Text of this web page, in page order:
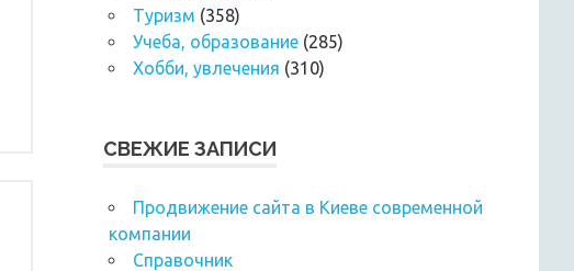
Туризм (358)
Учеба, образование (285)
Хобби, увлечения (310)
СВЕЖИЕ ЗАПИСИ
Продвижение сайта в Киеве современной
компании
Справочник